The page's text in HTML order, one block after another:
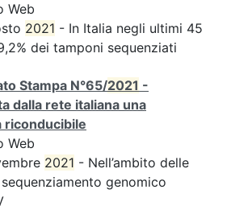
Web
2021 - In Italia negli ultimi 45
dei tamponi sequenziati
Stampa N°65/2021 -
dalla rete italiana una
riconducibile
Web
2021 - Nell’ambito delle
genomico